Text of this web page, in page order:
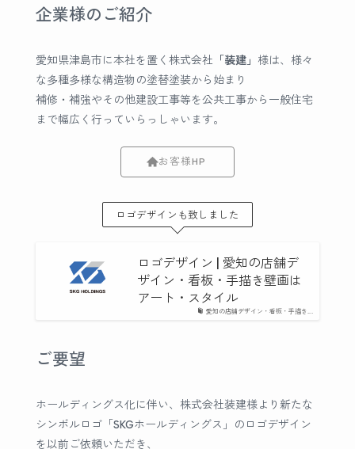
企業様のご紹介
愛知県津島市に本社を置く株式会社 「装建」 様は、様々
な多種多様な構造物の塗替塗装から始まり
補修・補強やその他建設工事等を公共工事から一般住宅
まで幅広く行っていらっしゃいます。
お客様HP
ロゴデザインも致しました
愛知の店舗デザイン・看板・手描き...
ロゴデザイン | 愛知の店舗デ
ザイン・看板・手描き壁画は
アート・スタイル
ご要望
ホールディングス化に伴い、株式会社装建様より新たな
シンボルロゴ「SKGホールディングス」のロゴデザイン
を以前ご依頼いただき、